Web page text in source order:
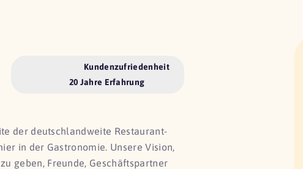
Kundenzufriedenheit
20 Jahre Erfahrung
der deutschlandweite Restaurant-
in der Gastronomie. Unsere Vision,
geben, Freunde, Geschäftspartner